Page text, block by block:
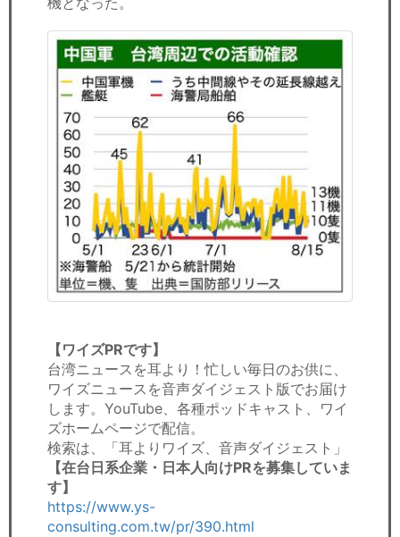
【ワイズPRです】
台湾ニュースを耳より！忙しい毎日のお供に、
ワイズニュースを音声ダイジェスト版でお届け
します。YouTube、各種ポッドキャスト、ワイ
ズホームページで配信。
検索は、「耳よりワイズ、音声ダイジェスト」
【在台日系企業・日本人向けPRを募集していま
す】
https://www.ys-
consulting.com.tw/pr/390.html